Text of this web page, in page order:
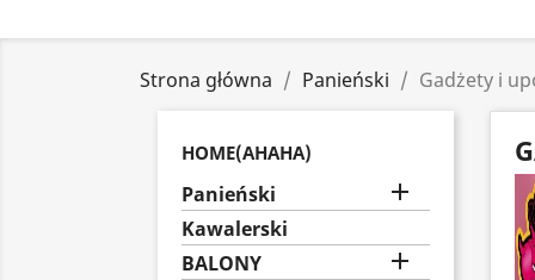
Strona główna Panieński Gadżety i
HOME(AHAHA)
Panieński 
Kawalerski
BALONY
